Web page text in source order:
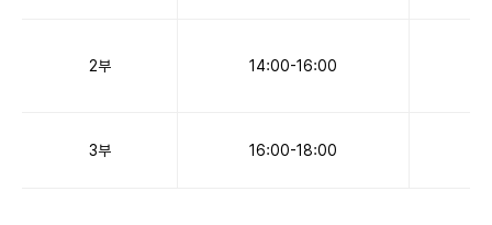
2부 14:00-16:00
3부 16:00-18:00